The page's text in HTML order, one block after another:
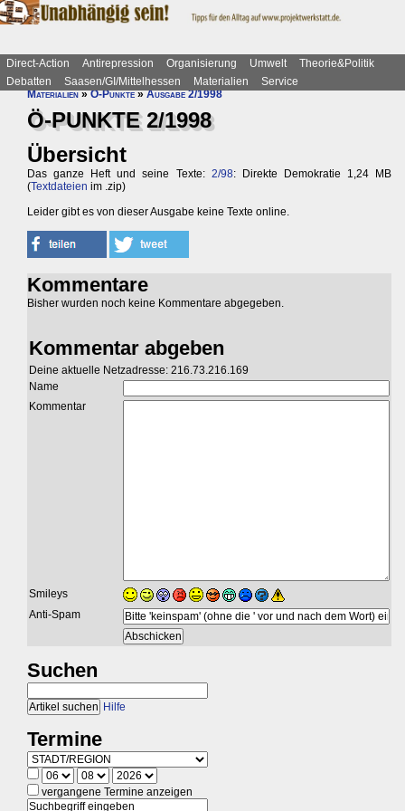
Direct-Action Antirepression Organisierung Umwelt
Theorie&Politik
Debatten
Saasen/GI/Mittelhessen Materialien
Service
Materialien»Ö-Punkte»Ausgabe 2/1998
Ö-PUNKTE 2/1998
Übersicht
Das ganze Heft und seine Texte: 2/98: Direkte Demokratie 1,24 MB
(Textdateien im .zip)
Leider gibt es von dieser Ausgabe keine Texte online.
Kommentare
Bisher wurden noch keine Kommentare abgegeben.
Kommentar abgeben
Deine aktuelle Netzadresse: 216.73.216.169
Name
Kommentar
Smileys
Anti-Spam
Suchen
Hilfe
Termine
vergangene Termine anzeigen